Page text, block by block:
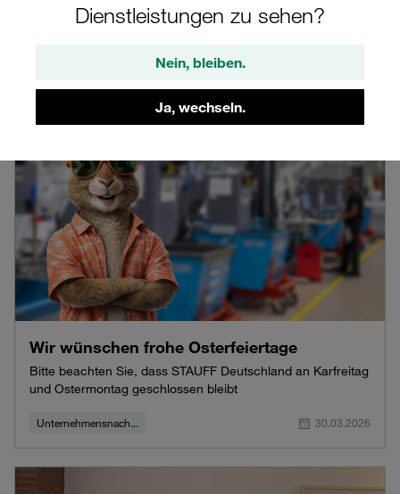
Dienstleistungen zu sehen?
Nein, bleiben.
Ja, wechseln.
Unternehmensnach... 01.04.2026
Wir wünschen frohe Osterfeiertage
Bitte beachten Sie, dass STAUFF Deutschland an Karfreitag
und Ostermontag geschlossen bleibt
Unternehmensnach... 30.03.2026